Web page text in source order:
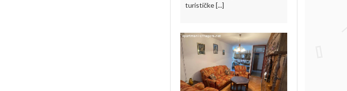
turističke [...]